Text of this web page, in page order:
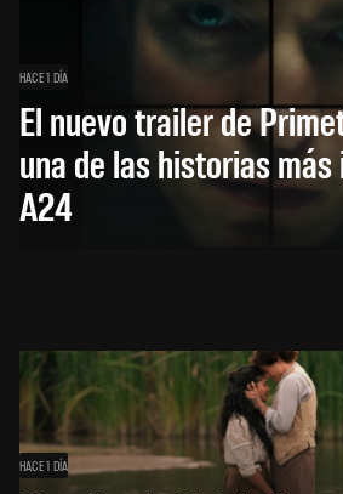
HACE 1 DÍA
El nuevo trailer de
una de las historias
A24
HACE 1 DÍA